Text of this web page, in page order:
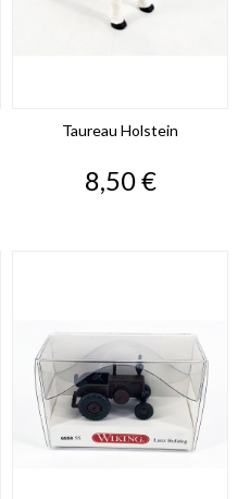
Taureau Holstein
Prix
8,50 €